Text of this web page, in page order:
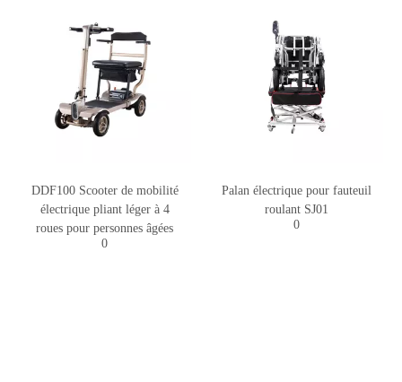
DDF100 Scooter de mobilité
électrique pliant léger à 4
roues pour personnes âgées
0
Palan électrique pour fauteuil
roulant SJ01
0